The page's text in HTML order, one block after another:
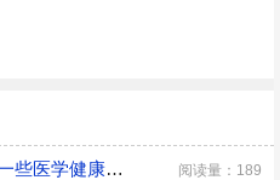
生活中的医学常识 必须知道的一些医学健康小常识 阅读量：189